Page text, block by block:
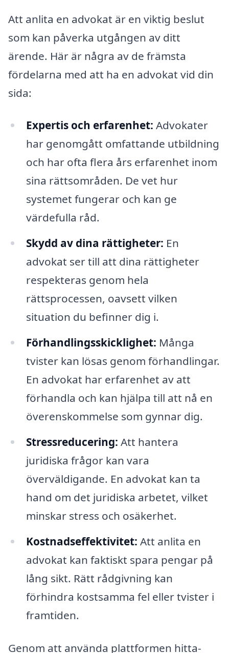
Att anlita en advokat är en viktig beslut
som kan påverka utgången av ditt
ärende. Här är några av de främsta
fördelarna med att ha en advokat vid din
sida:
Expertis och erfarenhet: Advokater
har genomgått omfattande utbildning
och har ofta flera års erfarenhet inom
sina rättsområden. De vet hur
systemet fungerar och kan ge
värdefulla råd.
Skydd av dina rättigheter: En
advokat ser till att dina rättigheter
respekteras genom hela
rättsprocessen, oavsett vilken
situation du befinner dig i.
Förhandlingsskicklighet: Många
tvister kan lösas genom förhandlingar.
En advokat har erfarenhet av att
förhandla och kan hjälpa till att nå en
överenskommelse som gynnar dig.
Stressreducering: Att hantera
juridiska frågor kan vara
överväldigande. En advokat kan ta
hand om det juridiska arbetet, vilket
minskar stress och osäkerhet.
Kostnadseffektivitet: Att anlita en
advokat kan faktiskt spara pengar på
lång sikt. Rätt rådgivning kan
förhindra kostsamma fel eller tvister i
framtiden.
Genom att använda plattformen hitta-